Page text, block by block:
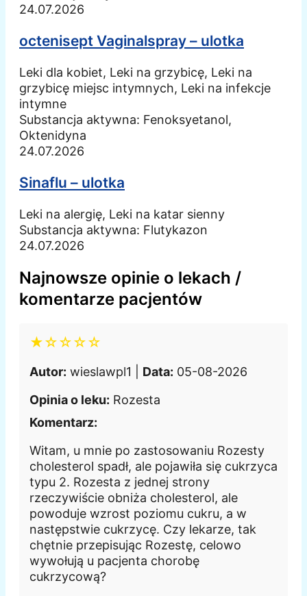
24.07.2026
octenisept Vaginalspray – ulotka
Leki dla kobiet, Leki na grzybicę, Leki na
grzybicę miejsc intymnych, Leki na infekcje
intymne
Substancja aktywna: Fenoksyetanol,
Oktenidyna
24.07.2026
Sinaflu – ulotka
Leki na alergię, Leki na katar sienny
Substancja aktywna: Flutykazon
24.07.2026
Najnowsze opinie o lekach /
komentarze pacjentów
★☆☆☆☆
Autor: wieslawpl1 | Data: 05-08-2026
Opinia o leku: Rozesta
Komentarz:
Witam, u mnie po zastosowaniu Rozesty
cholesterol spadł, ale pojawiła się cukrzyca
typu 2. Rozesta z jednej strony
rzeczywiście obniża cholesterol, ale
powoduje wzrost poziomu cukru, a w
następstwie cukrzycę. Czy lekarze, tak
chętnie przepisując Rozestę, celowo
wywołują u pacjenta chorobę
cukrzycową?